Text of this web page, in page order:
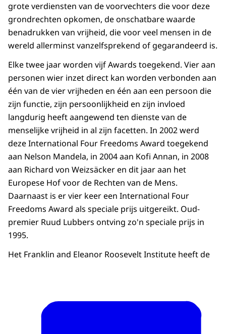
grote verdiensten van de voorvechters die voor deze
grondrechten opkomen, de onschatbare waarde
benadrukken van vrijheid, die voor veel mensen in de
wereld allerminst vanzelfsprekend of gegarandeerd is.
Elke twee jaar worden vijf Awards toegekend. Vier aan
personen wier inzet direct kan worden verbonden aan
één van de vier vrijheden en één aan een persoon die
zijn functie, zijn persoonlijkheid en zijn invloed
langdurig heeft aangewend ten dienste van de
menselijke vrijheid in al zijn facetten. In 2002 werd
deze International Four Freedoms Award toegekend
aan Nelson Mandela, in 2004 aan Kofi Annan, in 2008
aan Richard von Weizsäcker en dit jaar aan het
Europese Hof voor de Rechten van de Mens.
Daarnaast is er vier keer een International Four
Freedoms Award als speciale prijs uitgereikt. Oud-
premier Ruud Lubbers ontving zo'n speciale prijs in
1995.
Het Franklin and Eleanor Roosevelt Institute heeft de